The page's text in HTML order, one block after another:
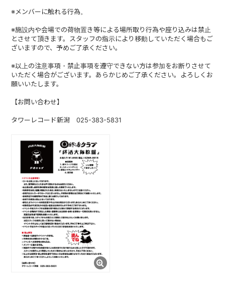
※メンバーに触れる行為。
※施設内や会場での荷物置き等による場所取り行為や座り込みは禁止
とさせて頂きます。スタッフの指示により移動していただく場合もご
ざいますので、予めご了承ください。
※以上の注意事項・禁止事項を遵守できない方は参加をお断りさせて
いただく場合がございます。あらかじめご了承ください。よろしくお
願いいたします。
【お問い合わせ】
タワーレコード新潟 025-383-5831